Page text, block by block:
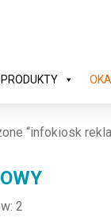
PRODUKTY
“infokiosk
2